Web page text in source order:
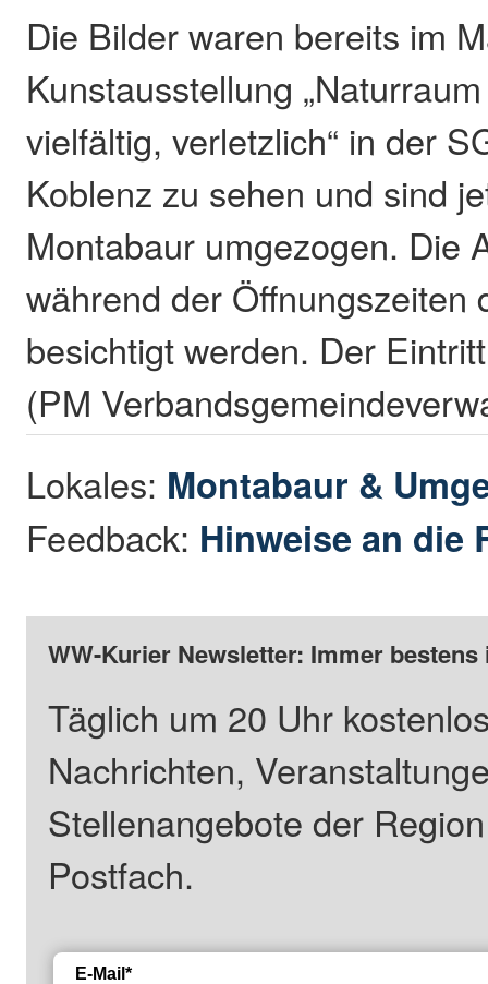
Die Bilder waren bereits im
Kunstausstellung
vielfältig, verletzlich“ in der
Koblenz zu sehen und sind
Montabaur umgezogen. Die
während der Öffnungszeiten
besichtigt werden. Der
(PM
Lokales: Montabaur &
Feedback: Hinweise an die
WW-Kurier Newsletter: Immer
Täglich um 20 Uhr
Nachrichten,
Stellenangebote der
Postfach.
E-Mail*